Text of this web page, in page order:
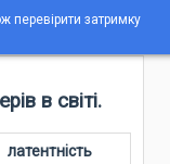
перевірити затримку
в світі.
латентність